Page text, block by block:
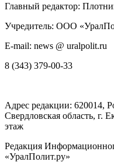
Главный редактор:
Учредитель: ООО
E-mail: news @ uralpolit.ru
8 (343) 379-00-33
Адрес редакции: 620014,
Свердловская область, г.
этаж
Редакция
«УралПолит.ру»